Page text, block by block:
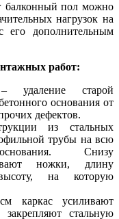
балконный пол можно
нагрузок на
его дополнительным
работ:
удаление старой
основания от
дефектов.
из стальных
трубы на всю
Снизу
ножки, длину
на которую
каркас усиливают
стальную